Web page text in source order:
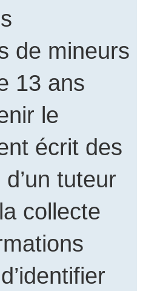
de mineurs
13 ans
le
écrit des
tuteur
collecte